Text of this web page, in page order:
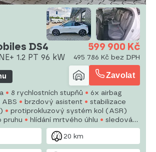
DS4
1.2 PT 96 kW
599 900 Kč
495 786 Kč bez DPH
Zavolat
8 rychlostních stupňů
6x airbag
ABS brzdový asistent
stabilizace
protiprokluzový systém kol (ASR)
pruhu
hlídání mrtvého úhlu
sledování
zabrzdění v kopci
posilovač řízení
aut. klimatizace
20 km